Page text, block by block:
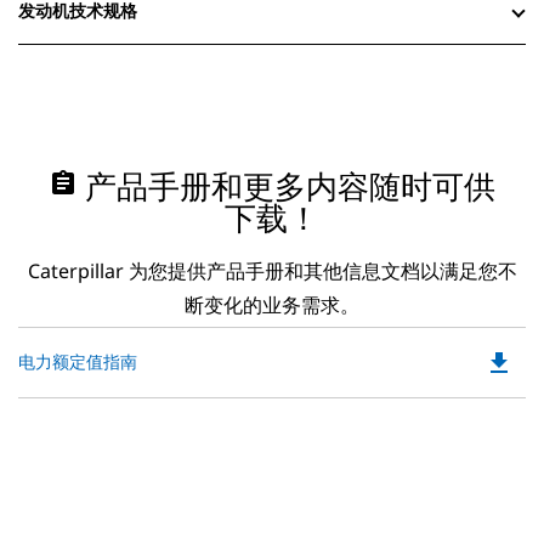
发动机技术规格
assignment 产品手册和更多内容随时可供
下载！
Caterpillar 为您提供产品手册和其他信息文档以满足您不
断变化的业务需求。
电力额定值指南 file_download